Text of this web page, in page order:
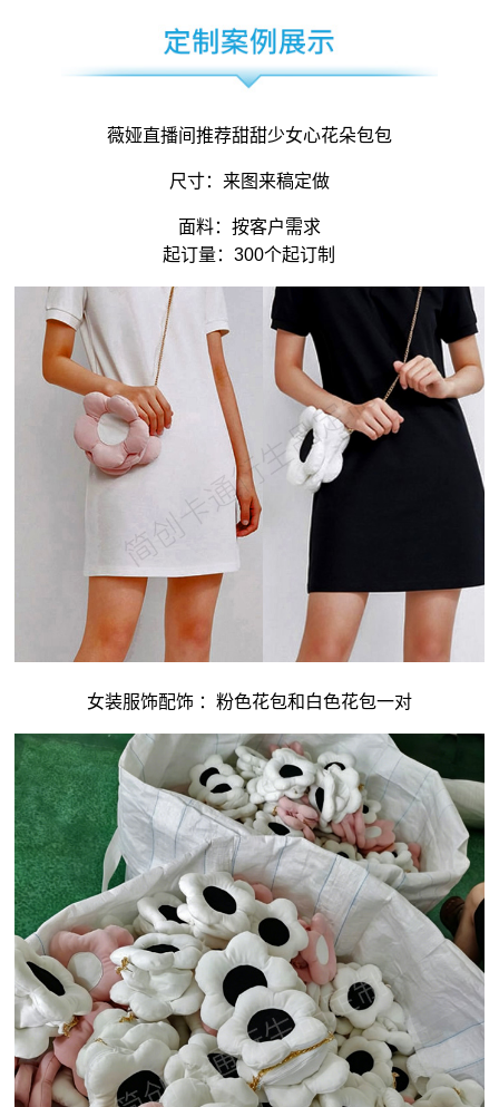
薇娅直播间推荐甜甜少女心花朵包包
尺寸：来图来稿定做
面料：按客户需求
起订量：300个起订制
女装服饰配饰 ：粉色花包和白色花包一对